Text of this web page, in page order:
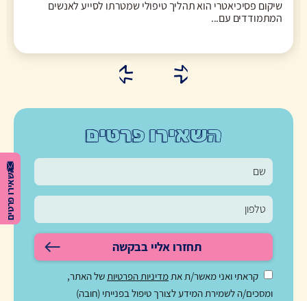
השאירו פרטים
שיקום פסיכיאטרי הוא תהליך טיפולי שמטרתו לסייע לאנשים
המתמודדים עם...
השאירו פרטים
תחזרו אליי בבקשה
קראתי ואני מאשר/ת את מדיניות הפרטיות של האתר,
ומסכים/ה לשמירת המידע לצורך טיפול בפנייתי (חובה)